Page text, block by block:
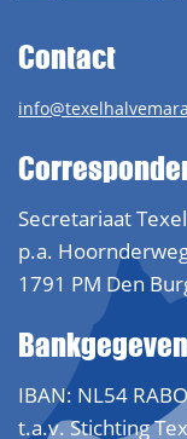
Contact
Secretariaat
p.a.
1791 PM Den
IBAN: NL54
t.a.v. Stichting